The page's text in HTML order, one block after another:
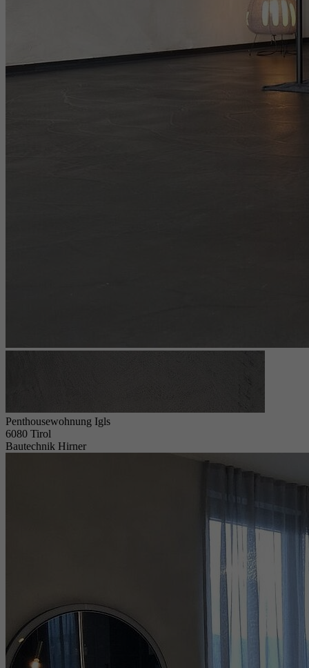
Penthousewohnung Igls
6080 Tirol
Bautechnik Hirner